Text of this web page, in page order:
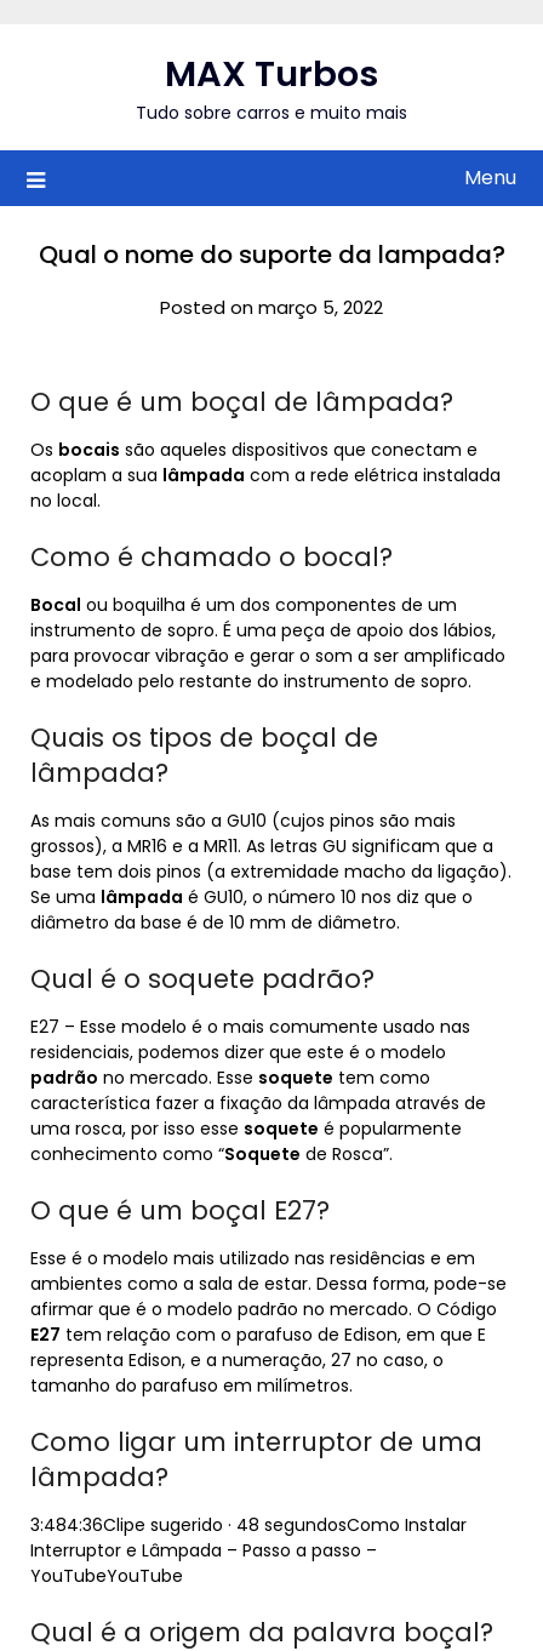
MAX Turbos
Tudo sobre carros e muito mais
Menu
Qual o nome do suporte da lampada?
Posted on março 5, 2022
O que é um boçal de lâmpada?
Os bocais são aqueles dispositivos que conectam e
acoplam a sua lâmpada com a rede elétrica instalada
no local.
Como é chamado o bocal?
Bocal ou boquilha é um dos componentes de um
instrumento de sopro. É uma peça de apoio dos lábios,
para provocar vibração e gerar o som a ser amplificado
e modelado pelo restante do instrumento de sopro.
Quais os tipos de boçal de
lâmpada?
As mais comuns são a GU10 (cujos pinos são mais
grossos), a MR16 e a MR11. As letras GU significam que a
base tem dois pinos (a extremidade macho da ligação).
Se uma lâmpada é GU10, o número 10 nos diz que o
diâmetro da base é de 10 mm de diâmetro.
Qual é o soquete padrão?
E27 – Esse modelo é o mais comumente usado nas
residenciais, podemos dizer que este é o modelo
padrão no mercado. Esse soquete tem como
característica fazer a fixação da lâmpada através de
uma rosca, por isso esse soquete é popularmente
conhecimento como “Soquete de Rosca”.
O que é um boçal E27?
Esse é o modelo mais utilizado nas residências e em
ambientes como a sala de estar. Dessa forma, pode-se
afirmar que é o modelo padrão no mercado. O Código
E27 tem relação com o parafuso de Edison, em que E
representa Edison, e a numeração, 27 no caso, o
tamanho do parafuso em milímetros.
Como ligar um interruptor de uma
lâmpada?
3:484:36Clipe sugerido · 48 segundosComo Instalar
Interruptor e Lâmpada – Passo a passo –
YouTubeYouTube
Qual é a origem da palavra boçal?